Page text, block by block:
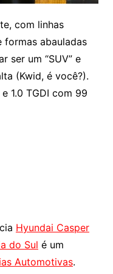
com linhas
formas abauladas
ser um “SUV” e
(Kwid, é você?).
1.0 TGDI com 99
Hyundai Casper
do Sul é um
Automotivas.